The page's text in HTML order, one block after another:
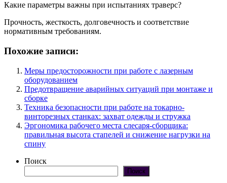
Какие параметры важны при испытаниях траверс?
Прочность, жесткость, долговечность и соответствие
нормативным требованиям.
Похожие записи:
Меры предосторожности при работе с лазерным
оборудованием
Предотвращение аварийных ситуаций при монтаже и
сборке
Техника безопасности при работе на токарно-
винторезных станках: захват одежды и стружка
Эргономика рабочего места слесаря-сборщика:
правильная высота стапелей и снижение нагрузки на
спину
Поиск
Поиск